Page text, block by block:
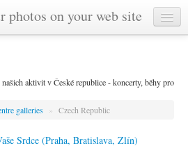
aktivit v České republice - koncerty, běhy pro
galleries
» Czech Republic